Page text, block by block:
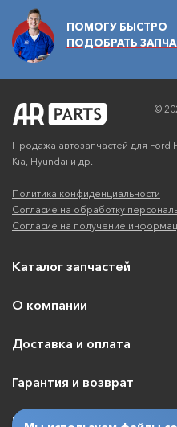
ПОМОГУ БЫСТРО
ПОДОБРАТЬ
©
Продажа автозапчастей для Ford
Kia, Hyundai и др.
Политика конфиденциальности
Согласие на обработку
Согласие на получение
Каталог запчастей
О компании
Доставка и оплата
Гарантия и возврат
Контакты